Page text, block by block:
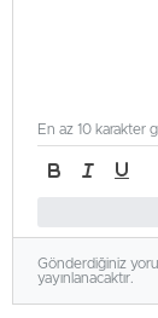
En az 10 karakter
Gönderdiğiniz
yayınlanacaktır.